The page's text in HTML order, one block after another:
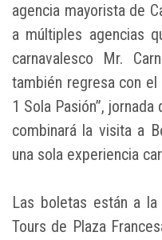
agencia mayorista de
a múltiples agencias
carnavalesco Mr.
también regresa con el
1 Sola Pasión”,
combinará la visita a
una sola experiencia
Las boletas están a
Tours de Plaza